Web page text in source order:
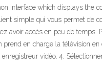
interface which displays the
simple qui vous permet de
accès en peu de temps.
en charge la télévision
vidéo. 4.